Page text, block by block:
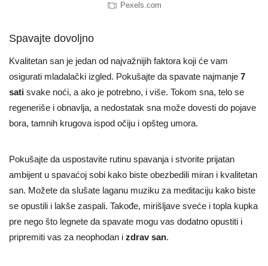
Pexels.com
Spavajte dovoljno
Kvalitetan san je jedan od najvažnijih faktora koji će vam
osigurati mladalački izgled. Pokušajte da spavate najmanje 7
sati svake noći, a ako je potrebno, i više. Tokom sna, telo se
regeneriše i obnavlja, a nedostatak sna može dovesti do pojave
bora, tamnih krugova ispod očiju i opšteg umora.
Pokušajte da uspostavite rutinu spavanja i stvorite prijatan
ambijent u spavaćoj sobi kako biste obezbedili miran i kvalitetan
san. Možete da slušate laganu muziku za meditaciju kako biste
se opustili i lakše zaspali. Takođe, mirišljave sveće i topla kupka
pre nego što legnete da spavate mogu vas dodatno opustiti i
pripremiti vas za neophodan i zdrav san.